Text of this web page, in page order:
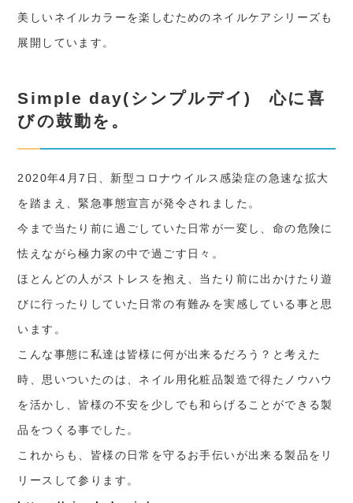
美しいネイルカラーを楽しむためのネイルケアシリーズも
展開しています。
Simple day(シンプルデイ) 心に喜
びの鼓動を。
2020年4月7日、新型コロナウイルス感染症の急速な拡大
を踏まえ、緊急事態宣言が発令されました。
今まで当たり前に過ごしていた日常が一変し、命の危険に
怯えながら極力家の中で過ごす日々。
ほとんどの人がストレスを抱え、当たり前に出かけたり遊
びに行ったりしていた日常の有難みを実感している事と思
います。
こんな事態に私達は皆様に何が出来るだろう？と考えた
時、思いついたのは、ネイル用化粧品製造で得たノウハウ
を活かし、皆様の不安を少しでも和らげることができる製
品をつくる事でした。
これからも、皆様の日常を守るお手伝いが出来る製品をリ
リースして参ります。